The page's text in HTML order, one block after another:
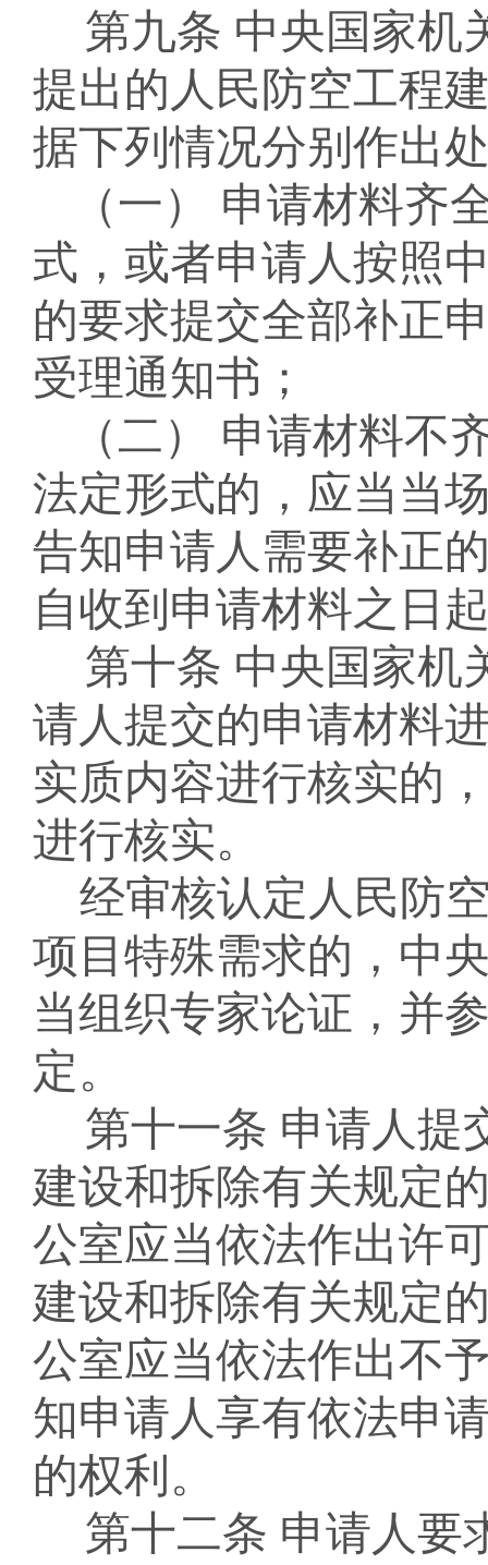
第九条 中央国家机
提出的人民防空工程
据下列情况分别作出
（一） 申请材料齐
式，或者申请人按照
的要求提交全部补正
受理通知书 ；
（二） 申请材料不
法定形式的，应当当
告知申请人需要补正
自收到申请材料之日
第十条 中央国家机
请人提交的申请材料
实质内容进行核实的
进行核实。
经审核认定人民防
项目特殊需求的 ，中
当组织专家论证 ， 并
定。
第十一条 申请人提
建设和拆除有关规定
公室应当依法作出许
建设和拆除有关规定
公室应当依法作出不
知申请人享有依法申
的权利 。
第十二条 申请人要